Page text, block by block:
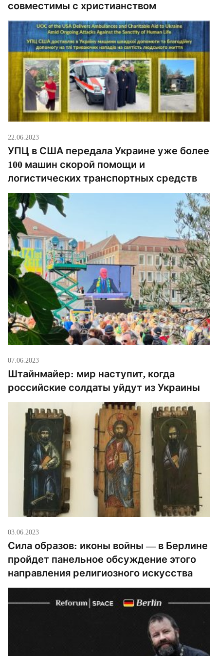
совместимы с христианством
22.06.2023
УПЦ в США передала Украине уже более
100 машин скорой помощи и
логистических транспортных средств
07.06.2023
Штайнмайер: мир наступит, когда
российские солдаты уйдут из Украины
03.06.2023
Сила образов: иконы войны — в Берлине
пройдет панельное обсуждение этого
направления религиозного искусства